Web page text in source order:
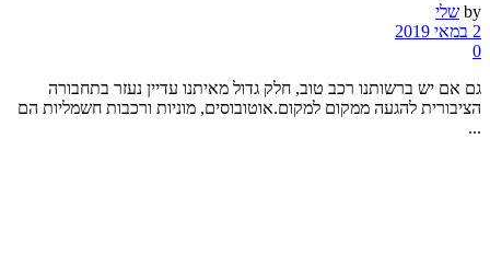
by שלי
2 במאי 2019
0
גם אם יש ברשותנו רכב טוב, חלק גדול מאיתנו עדיין נעזר בתחבורה
הציבורית להגעה ממקום למקום.אוטובוסים, מוניות ורכבות חשמליות הם
...